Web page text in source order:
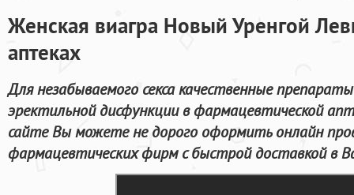
Женская виагра Новый Уренгой
аптеках
Для незабываемого секса качественные
эректильной дисфункции в фармацевтической
сайте Вы можете не дорого оформить онлайн
фармацевтических фирм с быстрой доставкой в